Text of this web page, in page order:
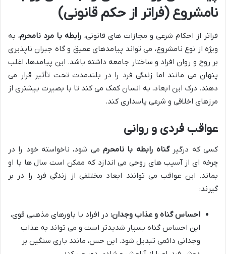
نامشروع (فراتر از حکم قانونی)
فراتر از احکام شرعی و مجازات های قانونی، رابطه با مرد نامحرم، به
ویژه از نوع نامشروع، می تواند پیامدهای عمیق و گاه جبران ناپذیری
بر روح و روان افراد و ساختار جامعه داشته باشد. این پیامدها، اغلب
پنهان می مانند اما زندگی فرد را در بلندمدت تحت تأثیر قرار می
دهند. درک این ابعاد، به انسان کمک می کند تا با بصیرت بیشتری از
مرزهای اخلاقی و شرعی پاسداری کند.
عواقب فردی و روانی
کسی که درگیرگناه رابطه با نامحرم می شود، ناخواسته خود را در
چرخه ای از آسیب های روحی می اندازد که ممکن است سال ها با او
بماند. این عواقب می توانند ابعاد مختلفی از زندگی فرد را در بر
گیرند:
احساس گناه و عذاب وجدان: در افراد با باورهای مذهبی قوی،
این احساس گناه بسیار شدیدتر است و می تواند به عذاب
وجدانی دائمی تبدیل شود. این حس، مانند باری سنگین بر